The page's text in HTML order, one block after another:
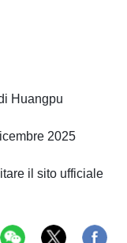
Huangpu
2025
il sito ufficiale